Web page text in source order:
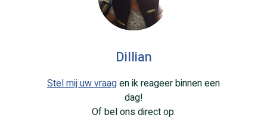
Dillian
Stel mij uw vraagen ik reageer binnen een
dag!
Of bel ons direct op: